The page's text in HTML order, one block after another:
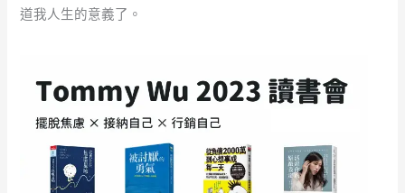
道我人生的意義了。